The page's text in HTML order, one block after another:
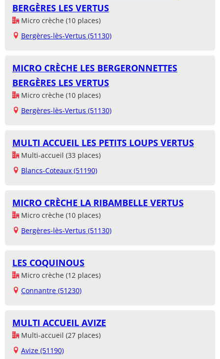
BERGÈRES LES VERTUS
Micro crèche (10 places)
Bergères-lès-Vertus (51130)
MICRO CRÈCHE LES BERGERONNETTES
BERGÈRES LES VERTUS
Micro crèche (10 places)
Bergères-lès-Vertus (51130)
MULTI ACCUEIL LES PETITS LOUPS VERTUS
Multi-accueil (33 places)
Blancs-Coteaux (51190)
MICRO CRÈCHE LA RIBAMBELLE VERTUS
Micro crèche (10 places)
Bergères-lès-Vertus (51130)
LES COQUINOUS
Micro crèche (12 places)
Connantre (51230)
MULTI ACCUEIL AVIZE
Multi-accueil (27 places)
Avize (51190)